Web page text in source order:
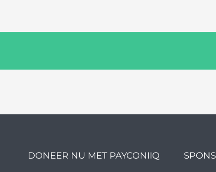
DONEER NU MET PAYCONIIQ